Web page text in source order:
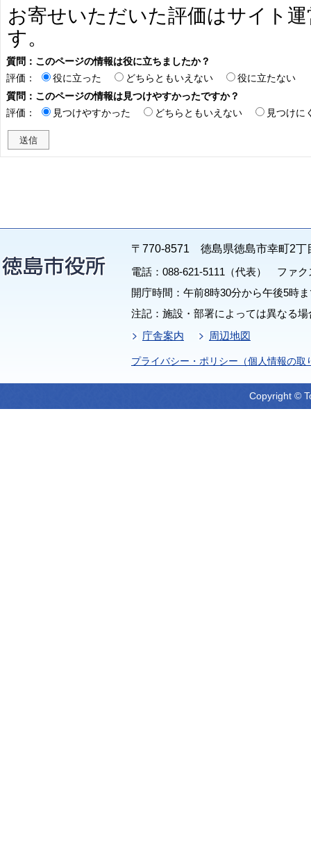
お寄せいただいた評価はサイト
す。
質問：このページの情報は役に立ちましたか？
評価：
役に立った どちらともいえない
役に立たない
質問：このページの情報は見つけやすかったですか？
評価：
見つけやすかった どちらともいえない 見つけに
〒770-8571 徳島県徳島市幸町2丁
電話：088-621-5111（代表） ファク
開庁時間：午前8時30分から午後5時
注記：施設・部署によっては異なる
庁舎案内
周辺地図
プライバシー・ポリシー（個人情報の取
Copyright ©